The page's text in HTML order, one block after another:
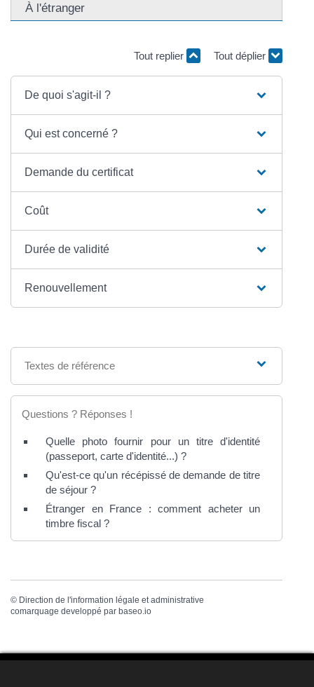
À l'étranger
Tout replier Tout déplier
De quoi s'agit-il ?
Qui est concerné ?
Demande du certificat
Coût
Durée de validité
Renouvellement
Textes de référence
Questions ? Réponses !
Quelle photo fournir pour un titre d'identité
(passeport, carte d'identité...) ?
Qu'est-ce qu'un récépissé de demande de titre
de séjour ?
Étranger en France : comment acheter un
timbre fiscal ?
© Direction de l'information légale et administrative
comarquage developpé par baseo.io